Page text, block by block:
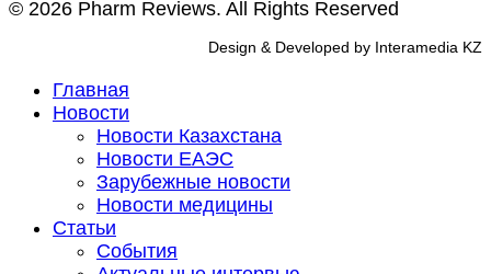
© 2026 Pharm Reviews. All Rights Reserved
Design & Developed by Interamedia KZ
Главная
Новости
Новости Казахстана
Новости ЕАЭС
Зарубежные новости
Новости медицины
Статьи
События